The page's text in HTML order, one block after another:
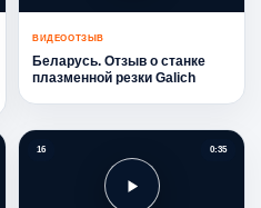
ВИДЕООТЗЫВ
Беларусь. Отзыв о станке
плазменной резки Galich
16 0:35